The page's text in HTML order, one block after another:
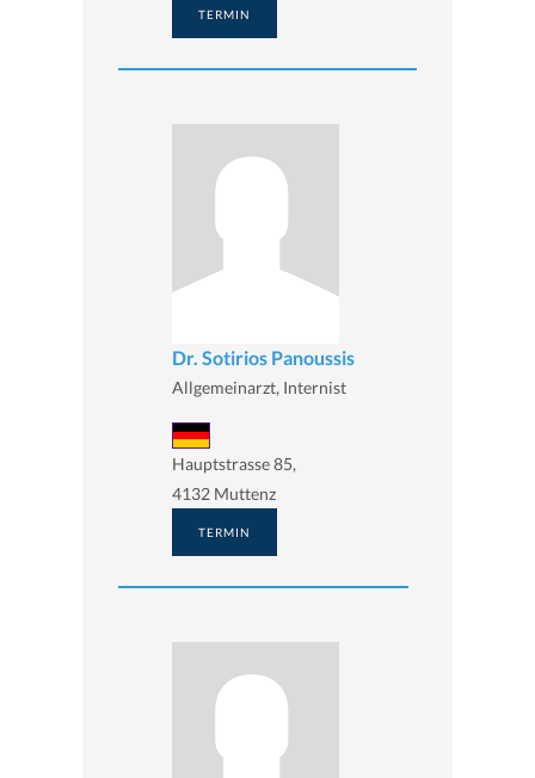
TERMIN
Dr. Sotirios Panoussis
Allgemeinarzt, Internist
Hauptstrasse 85,
4132 Muttenz
TERMIN